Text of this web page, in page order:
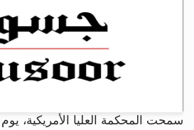
سمحت المحكمة العليا الأمريكية، يوم